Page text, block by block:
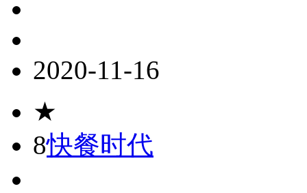
2020-11-16
★
8快餐时代